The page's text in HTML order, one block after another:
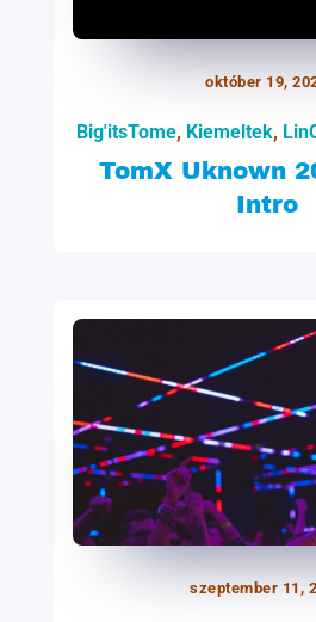
október 19,
Big'itsTome, Kiemeltek,
TomX Uknown
Intro
szeptember 11,